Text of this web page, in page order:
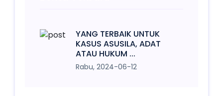
YANG TERBAIK UNTUK
KASUS ASUSILA, ADAT
ATAU HUKUM ...
Rabu, 2024-06-12